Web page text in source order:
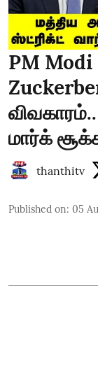
PM Modi
மார்க்
thanthitv
Published on: 05